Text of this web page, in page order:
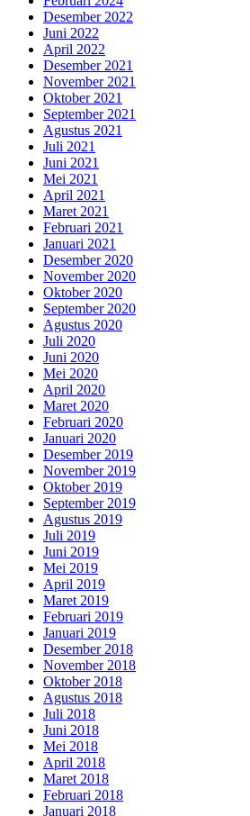
Desember 2022
Juni 2022
April 2022
Desember 2021
November 2021
Oktober 2021
September 2021
Agustus 2021
Juli 2021
Juni 2021
Mei 2021
April 2021
Maret 2021
Februari 2021
Januari 2021
Desember 2020
November 2020
Oktober 2020
September 2020
Agustus 2020
Juli 2020
Juni 2020
Mei 2020
April 2020
Maret 2020
Februari 2020
Januari 2020
Desember 2019
November 2019
Oktober 2019
September 2019
Agustus 2019
Juli 2019
Juni 2019
Mei 2019
April 2019
Maret 2019
Februari 2019
Januari 2019
Desember 2018
November 2018
Oktober 2018
Agustus 2018
Juli 2018
Juni 2018
Mei 2018
April 2018
Maret 2018
Februari 2018
Januari 2018